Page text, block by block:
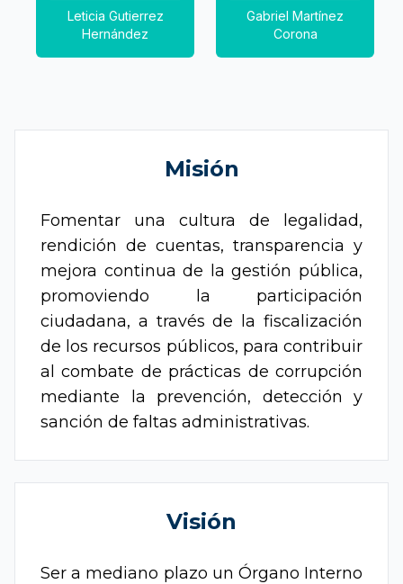
Leticia Gutierrez
Hernández
Gabriel Martínez
Corona
Misión
Fomentar una cultura de legalidad,
rendición de cuentas, transparencia y
mejora continua de la gestión pública,
promoviendo la participación
ciudadana, a través de la fiscalización
de los recursos públicos, para contribuir
al combate de prácticas de corrupción
mediante la prevención, detección y
sanción de faltas administrativas.
Visión
Ser a mediano plazo un Órgano Interno